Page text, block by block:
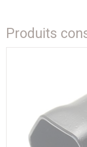
Produits